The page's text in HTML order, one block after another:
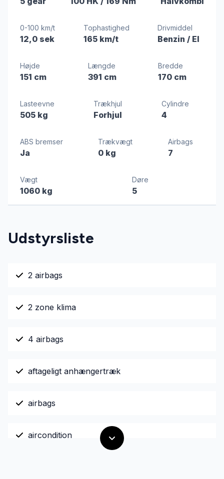
0-100 km/t
12,0 sek
Tophastighed
165 km/t
Drivmiddel
Benzin / El
Højde
151 cm
Længde
391 cm
Bredde
170 cm
Lasteevne
505 kg
Trækhjul
Forhjul
Cylindre
4
ABS bremser
Ja
Trækvægt
0 kg
Airbags
7
Vægt
1060 kg
Døre
5
Udstyrsliste
2 airbags
2 zone klima
4 airbags
aftageligt anhængertræk
airbags
aircondition